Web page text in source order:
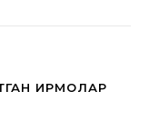
ИРМОҚЛАР